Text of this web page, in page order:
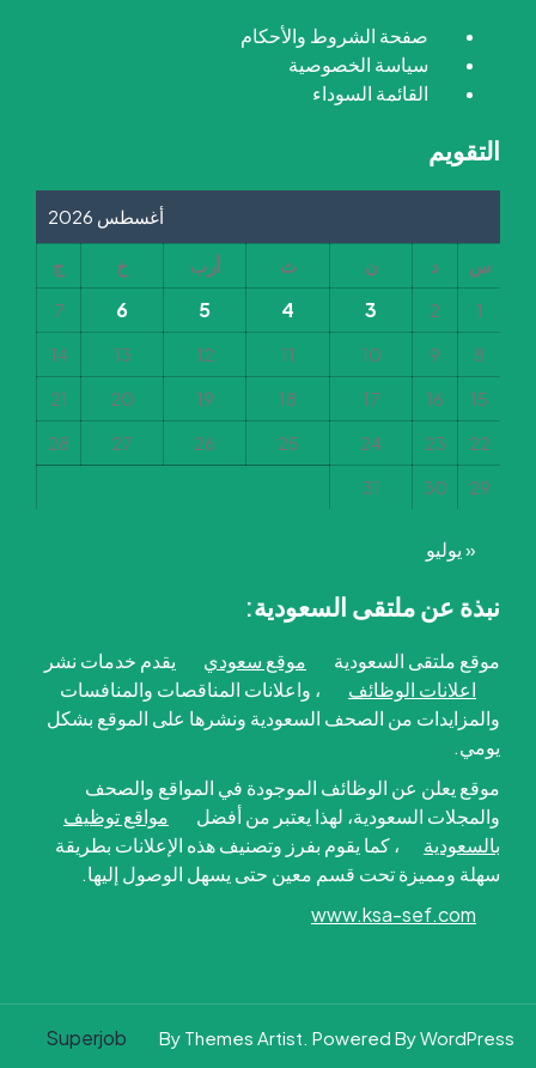
صفحة الشروط والأحكام
سياسة الخصوصية
القائمة السوداء
التقويم
أغسطس 2026
س د ن ث أرب خ
ج
1
2
3
4
5
6
7
8
9
10
11
12
13
14
15
16
17
18
19
20
21
22
23
24
25
26
27
28
29
30
31
« يوليو
نبذة عن ملتقى السعودية:
موقع ملتقى السعودية موقع سعودي
يقدم خدمات نشر
اعلانات الوظائف
، واعلانات المناقصات والمنافسات
والمزايدات من الصحف السعودية ونشرها على الموقع بشكل
يومي.
موقع يعلن عن الوظائف الموجودة في المواقع والصحف
والمجلات السعودية، لهذا يعتبر من أفضل
مواقع توظيف
بالسعودية
، كما يقوم بفرز وتصنيف هذه الإعلانات بطريقة
سهلة ومميزة تحت قسم معين حتى يسهل الوصول إليها.
www.ksa-sef.com
Superjob By Themes Artist. Powered By WordPress